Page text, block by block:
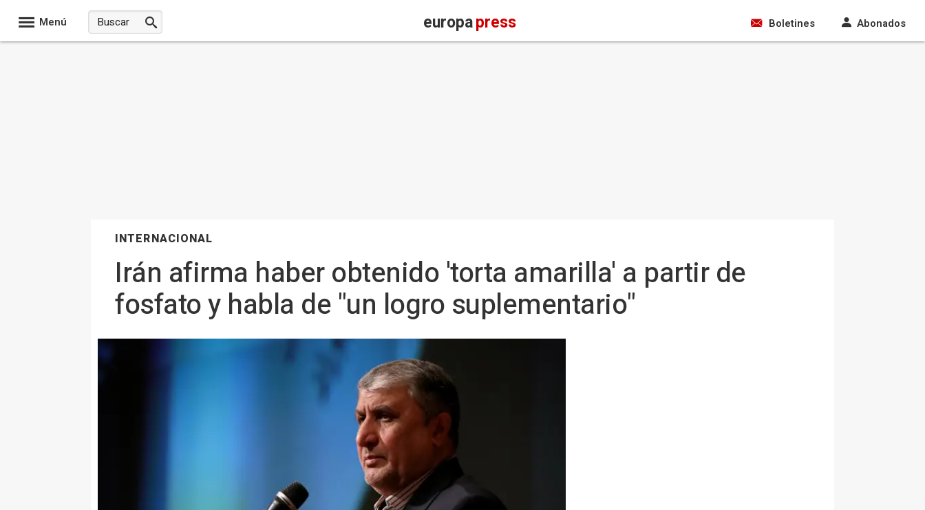
Menú europapress Boletines Abonados
INTERNACIONAL
Irán afirma haber obtenido 'torta amarilla' a partir de
fosfato y habla de "un logro suplementario"